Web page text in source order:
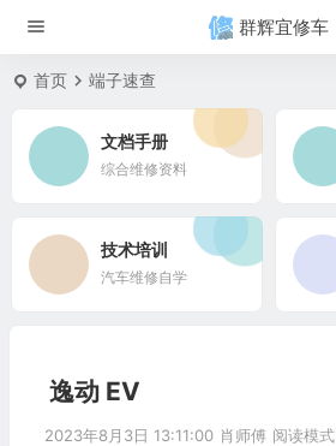
群辉宜修车
首页 端子速查
文档手册
综合维修资料
技术培训
汽车维修自学
逸动 EV
2023年8月3日 13:11:00 肖师傅 阅读模式